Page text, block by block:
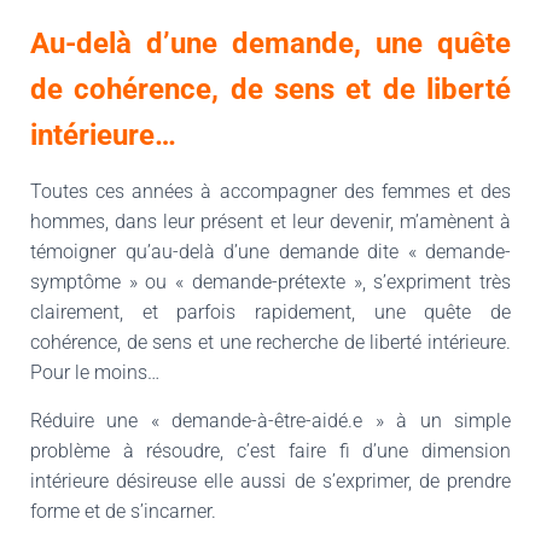
Au-delà d’une demande, une quête
de cohérence, de sens et de liberté
intérieure…
Toutes ces années à accompagner des femmes et des
hommes, dans leur présent et leur devenir, m’amènent à
témoigner qu’au-delà d’une demande dite « demande-
symptôme » ou « demande-prétexte », s’expriment très
clairement, et parfois rapidement, une quête de
cohérence, de sens et une recherche de liberté intérieure.
Pour le moins…
Réduire une « demande-à-être-aidé.e » à un simple
problème à résoudre, c’est faire fi d’une dimension
intérieure désireuse elle aussi de s’exprimer, de prendre
forme et de s’incarner.